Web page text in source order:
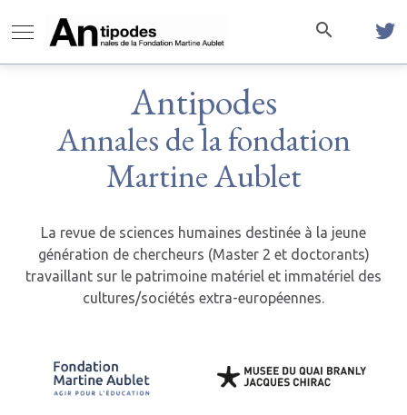
Antipodes
Annales de la fondation
Martine Aublet
La revue de sciences humaines destinée à la jeune
génération de chercheurs (Master 2 et doctorants)
travaillant sur le patrimoine matériel et immatériel des
cultures/sociétés extra-européennes.